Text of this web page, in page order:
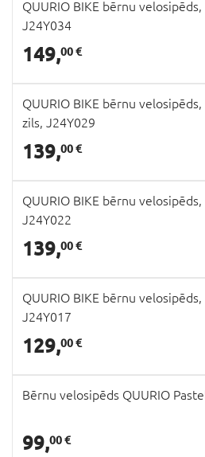
QUURIO BIKE bērnu velosipēds,
J24Y034
149,00 €
QUURIO BIKE bērnu
zils, J24Y029
139,00 €
QUURIO BIKE bērnu
J24Y022
139,00 €
QUURIO BIKE bērnu velosipēds,
J24Y017
129,00 €
Bērnu velosipēds QUURIO
99,00 €